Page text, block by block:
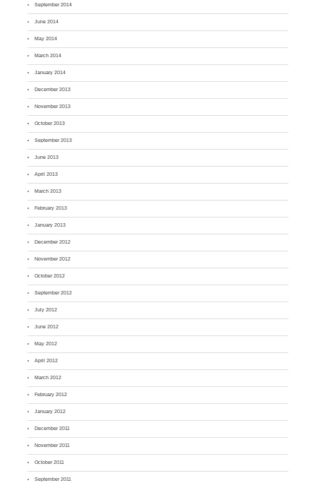
September 2014
June 2014
May 2014
March 2014
January 2014
December 2013
November 2013
October 2013
September 2013
June 2013
April 2013
March 2013
February 2013
January 2013
December 2012
November 2012
October 2012
September 2012
July 2012
June 2012
May 2012
April 2012
March 2012
February 2012
January 2012
December 2011
November 2011
October 2011
September 2011